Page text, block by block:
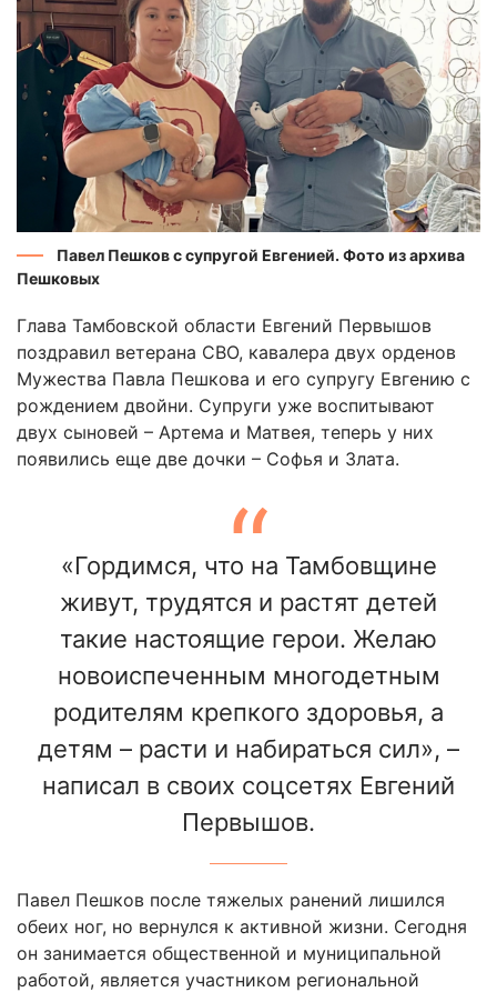
Павел Пешков с супругой Евгенией. Фото из архива
Пешковых
Глава Тамбовской области Евгений Первышов
поздравил ветерана СВО, кавалера двух орденов
Мужества Павла Пешкова и его супругу Евгению с
рождением двойни. Супруги уже воспитывают
двух сыновей – Артема и Матвея, теперь у них
появились еще две дочки – Софья и Злата.
«Гордимся, что на Тамбовщине
живут, трудятся и растят детей
такие настоящие герои. Желаю
новоиспеченным многодетным
родителям крепкого здоровья, а
детям – расти и набираться сил», –
написал в своих соцсетях Евгений
Первышов.
Павел Пешков после тяжелых ранений лишился
обеих ног, но вернулся к активной жизни. Сегодня
он занимается общественной и муниципальной
работой, является участником региональной